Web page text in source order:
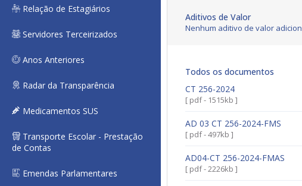
Relação de Estagiários
Servidores Terceirizados
Anos Anteriores
Radar da Transparência
Medicamentos SUS
Transporte Escolar - Prestação
de Contas
Emendas Parlamentares
Aditivos de Valor
Nenhum aditivo de valor
Todos os documentos
CT 256-2024
[ pdf - 1515kb ]
AD 03 CT 256-2024-FMS
[ pdf - 497kb ]
AD04-CT 256-2024-FMAS
[ pdf - 2226kb ]